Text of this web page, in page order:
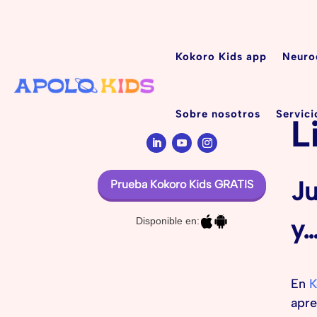
Kokoro Kids app
Sobre nosotros
Prueba Kokoro Kids GRATIS
Disponible en:
En